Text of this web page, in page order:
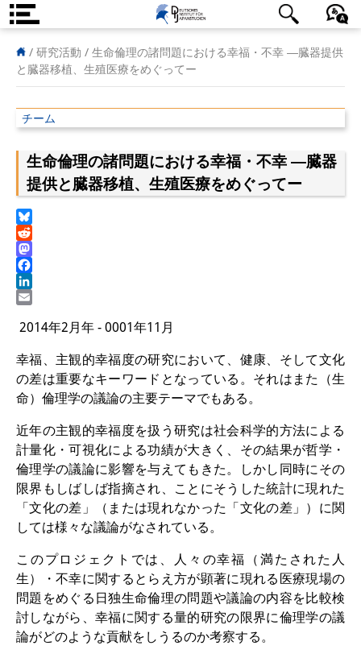
DIJ案内
研究所の概要
チーム
執行部
リサーチ・チーム
客員研究員
奨学生
研修生
研究活動
研究活動の概要
研究クラスター
日本におけるサステナビリティ
研究クラスター
デジタル・トランスフォーメー
ション
研究クラスター
日本語 English Deutsch
/ 研究活動 / 生命倫理の諸問題における幸福・不幸 ―臓器提供
と臓器移植、生殖医療をめぐってー
チーム
生命倫理の諸問題における幸福・不幸 ―臓器
提供と臓器移植、生殖医療をめぐってー
Bluesky
Reddit
Mastodon
Facebook
LinkedIn
2014年2月年 - 0001年11月
幸福、主観的幸福度の研究において、健康、そして文化
の差は重要なキーワードとなっている。それはまた（生
命）倫理学の議論の主要テーマでもある。
近年の主観的幸福度を扱う研究は社会科学的方法による
計量化・可視化による功績が大きく、その結果が哲学・
倫理学の議論に影響を与えてもきた。しかし同時にその
限界もしばしば指摘され、ことにそうした統計に現れた
「文化の差」（または現れなかった「文化の差」）に関
しては様々な議論がなされている。
このプロジェクトでは、人々の幸福（満たされた人
生）・不幸に関するとらえ方が顕著に現れる医療現場の
問題をめぐる日独生命倫理の問題や議論の内容を比較検
討しながら、幸福に関する量的研究の限界に倫理学の議
論がどのような貢献をしうるのか考察する。